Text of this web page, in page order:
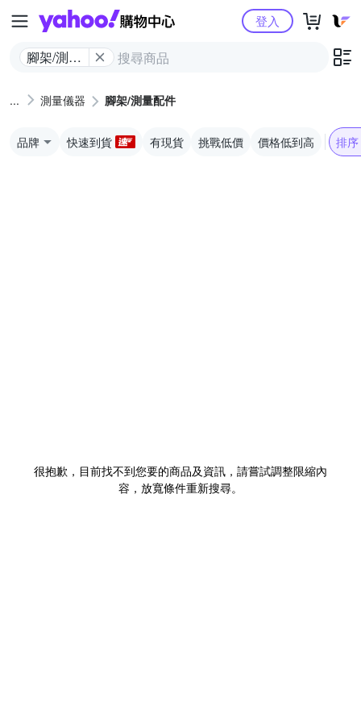
Yahoo購物中心
腳架/測量
登入
測量儀器 腳架/測量配件
品牌 快速到貨 有現貨 挑戰低價 價格低到高 排序
很抱歉，目前找不到您要的商品及資訊，請嘗試調整限縮內
容，放寬條件重新搜尋。